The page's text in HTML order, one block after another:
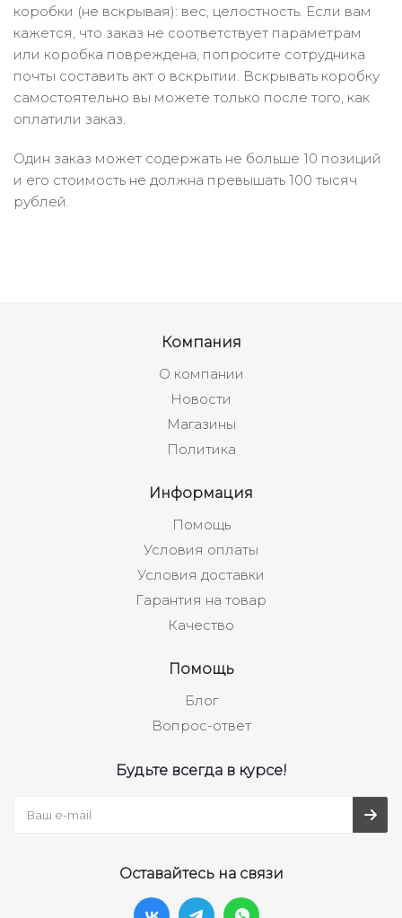
коробки (не вскрывая): вес, целостность. Если вам
кажется, что заказ не соответствует параметрам
или коробка повреждена, попросите сотрудника
почты составить акт о вскрытии. Вскрывать коробку
самостоятельно вы можете только после того, как
оплатили заказ.
Один заказ может содержать не больше 10 позиций
и его стоимость не должна превышать 100 тысяч
рублей.
Компания
О компании
Новости
Магазины
Политика
Информация
Помощь
Условия оплаты
Условия доставки
Гарантия на товар
Качество
Помощь
Блог
Вопрос-ответ
Будьте всегда в курсе!
Оставайтесь на связи